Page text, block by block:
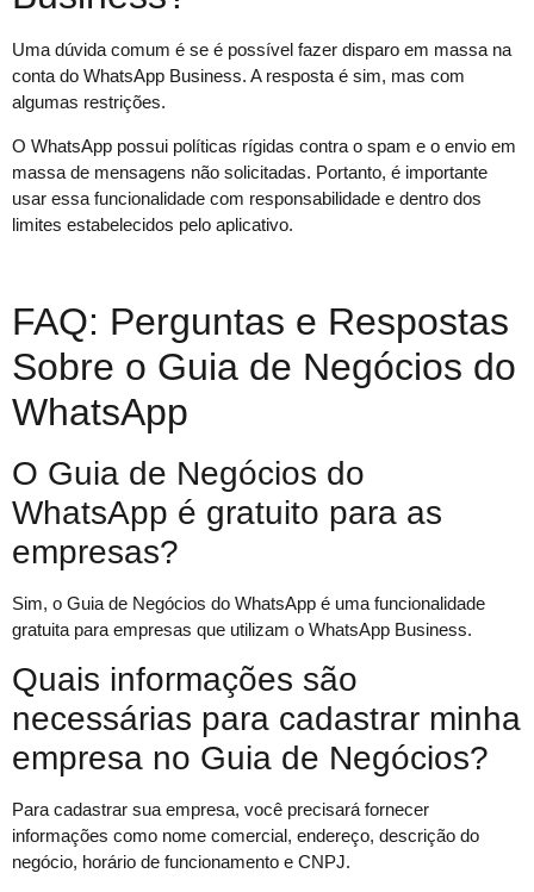
Uma dúvida comum é se é possível fazer disparo em massa na
conta do WhatsApp Business. A resposta é sim, mas com
algumas restrições.
O WhatsApp possui políticas rígidas contra o spam e o envio em
massa de mensagens não solicitadas. Portanto, é importante
usar essa funcionalidade com responsabilidade e dentro dos
limites estabelecidos pelo aplicativo.
FAQ: Perguntas e Respostas
Sobre o Guia de Negócios do
WhatsApp
O Guia de Negócios do
WhatsApp é gratuito para as
empresas?
Sim, o Guia de Negócios do WhatsApp é uma funcionalidade
gratuita para empresas que utilizam o WhatsApp Business.
Quais informações são
necessárias para cadastrar minha
empresa no Guia de Negócios?
Para cadastrar sua empresa, você precisará fornecer
informações como nome comercial, endereço, descrição do
negócio, horário de funcionamento e CNPJ.